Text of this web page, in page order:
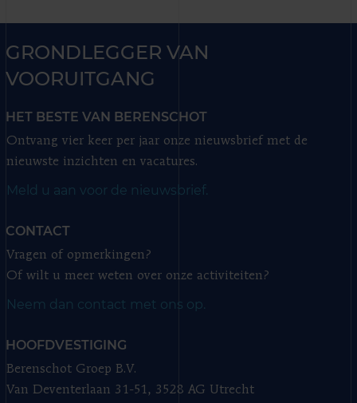
GRONDLEGGER VAN
VOORUITGANG
HET BESTE VAN BERENSCHOT
Ontvang vier keer per jaar onze nieuwsbrief met de
nieuwste inzichten en vacatures.
Meld u aan voor de nieuwsbrief.
CONTACT
Vragen of opmerkingen?
Of wilt u meer weten over onze activiteiten?
Neem dan contact met ons op.
HOOFDVESTIGING
Berenschot Groep B.V.
Van Deventerlaan 31-51, 3528 AG Utrecht